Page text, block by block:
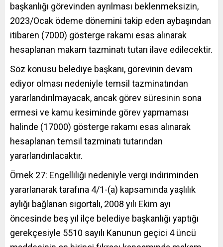
başkanlığı görevinden ayrılması beklenmeksizin,
2023/Ocak ödeme dönemini takip eden aybaşından
itibaren (7000) gösterge rakamı esas alınarak
hesaplanan makam tazminatı tutarı ilave edilecektir.
Söz konusu belediye başkanı, görevinin devam
ediyor olması nedeniyle temsil tazminatından
yararlandırılmayacak, ancak görev süresinin sona
ermesi ve kamu kesiminde görev yapmaması
halinde (17000) gösterge rakamı esas alınarak
hesaplanan temsil tazminatı tutarından
yararlandırılacaktır.
Örnek 27: Engelliliği nedeniyle vergi indiriminden
yararlanarak tarafına 4/1-(a) kapsamında yaşlılık
aylığı bağlanan sigortalı, 2008 yılı Ekim ayı
öncesinde beş yıl ilçe belediye başkanlığı yaptığı
gerekçesiyle 5510 sayılı Kanunun geçici 4 üncü